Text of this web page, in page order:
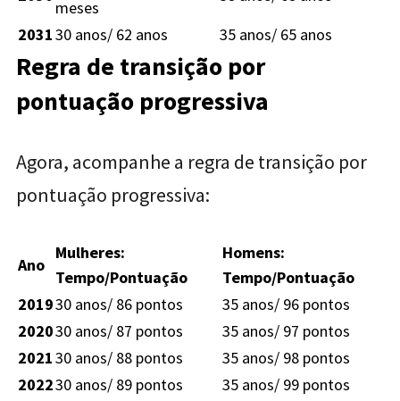
meses
203130 anos/ 62 anos 35 anos/ 65 anos
Regra de transição por
pontuação progressiva
Agora, acompanhe a regra de transição por
pontuação progressiva:
Ano
Mulheres:
Tempo/Pontuação
Homens:
Tempo/Pontuação
201930 anos/ 86 pontos
35 anos/ 96 pontos
202030 anos/ 87 pontos
35 anos/ 97 pontos
202130 anos/ 88 pontos
35 anos/ 98 pontos
202230 anos/ 89 pontos 35 anos/ 99 pontos